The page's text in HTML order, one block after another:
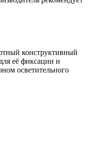
главное условие —
рекомендует
конструктивный
её фиксации и
осветительного